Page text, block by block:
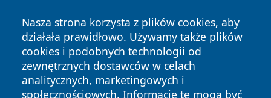
Nasza strona korzysta z plików cookies, aby
działała prawidłowo. Używamy także plików
cookies i podobnych technologii od
zewnętrznych dostawców w celach
analitycznych, marketingowych i
społecznościowych. Informacje te mogą być
Copyright © 2026 cieszynonline.pl Wszystkie prawa